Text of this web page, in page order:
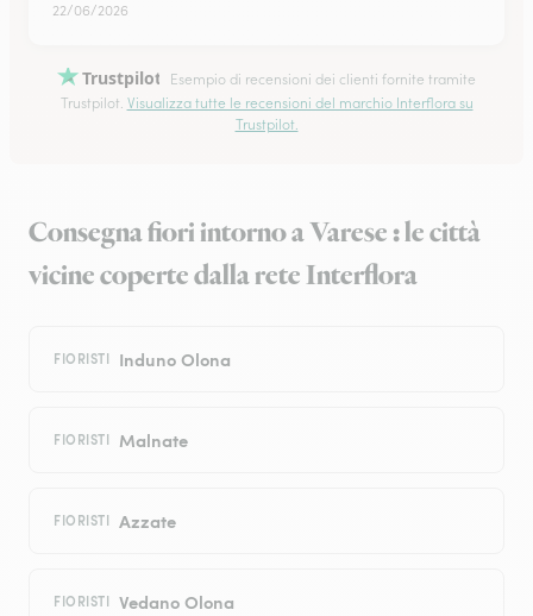
22/06/2026
Trustpilot
Esempio di recensioni dei clienti fornite tramite
Trustpilot. Visualizza tutte le recensioni del marchio Interflora su
Trustpilot.
Consegna fiori intorno a Varese : le città
vicine coperte dalla rete Interflora
FIORISTI Induno Olona
FIORISTI Malnate
FIORISTI Azzate
FIORISTI Vedano Olona